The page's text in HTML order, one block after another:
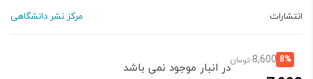
انتشارات مرکز نشر دانشگاهی
8%
8,600 تومانقیمت
اصلی:
قیمت
فعلی:
در انبار موجود نمی باشد